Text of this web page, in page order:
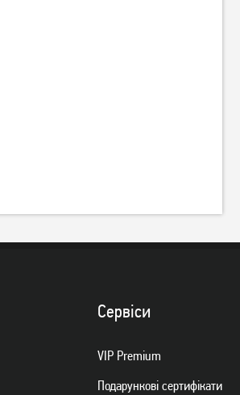
Сервiси
VIP Premium
Подарункові сертифікати